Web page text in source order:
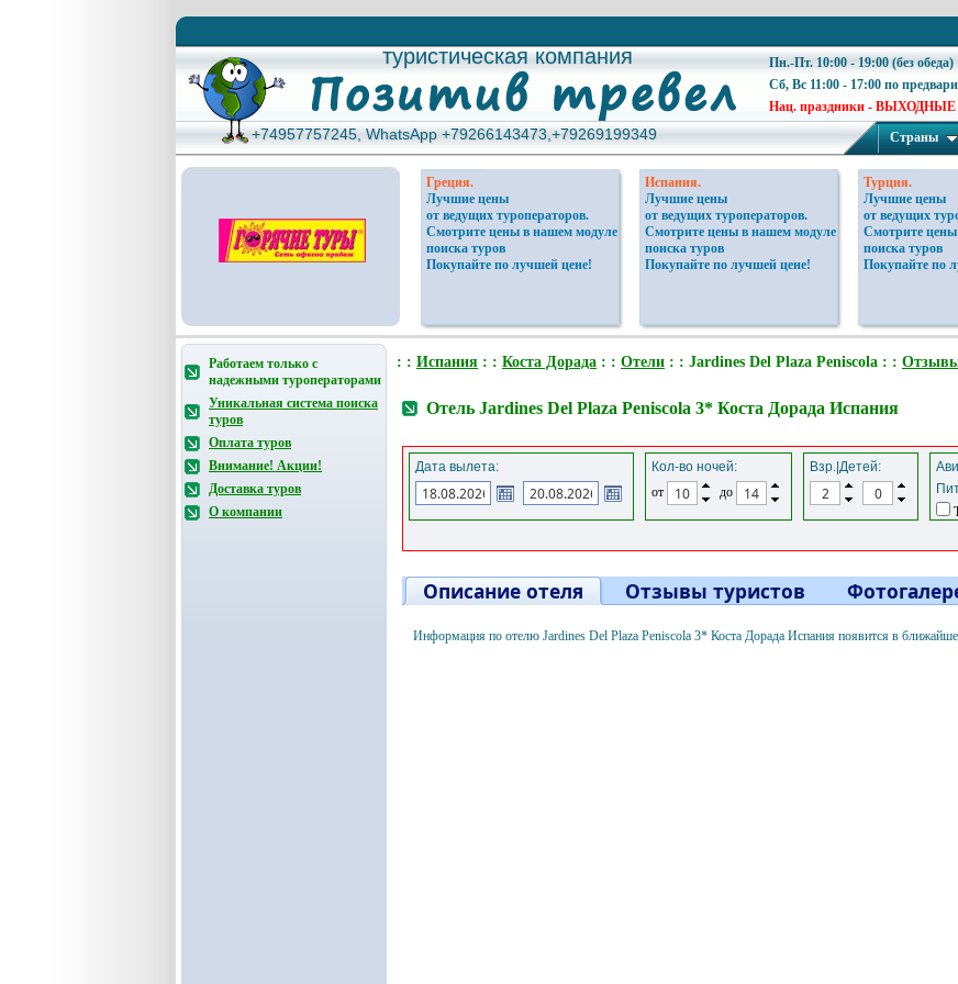
туристическая компания
туристическая компания
Пн.-Пт. 10:00 - 19:00 (без обеда)
Сб, Вс 11:00 - 17:00 по
Нац. праздники - ВЫХОДНЫЕ
+74957757245, WhatsApp +79266143473,+79269199349
+74957757245, WhatsApp +79266143473,+79269199349 Страны
Греция.
Лучшие цены
от ведущих туроператоров.
Смотрите цены в нашем модуле
поиска туров
Покупайте по лучшей цене!
Испания.
Лучшие цены
от ведущих туроператоров.
Смотрите цены в нашем модуле
поиска туров
Покупайте по лучшей цене!
Турция.
Лучшие цены
от ведущих
Смотрите
поиска туров
Покупайте по
Работаем только с
надежными туроператорами
Уникальная система поиска
туров
Оплата туров
Внимание! Акции!
Доставка туров
О компании
: : Испания : : Коста Дорада : : Отели : : Jardines Del Plaza Peniscola : :
Отель Jardines Del Plaza Peniscola 3* Коста Дорада Испания
Дата вылета:
Кол-во ночей:
от
до
Взр.|Детей:
Описание отеля Отзывы туристов
Информация по отелю Jardines Del Plaza Peniscola 3* Коста Дорада Испания появится в